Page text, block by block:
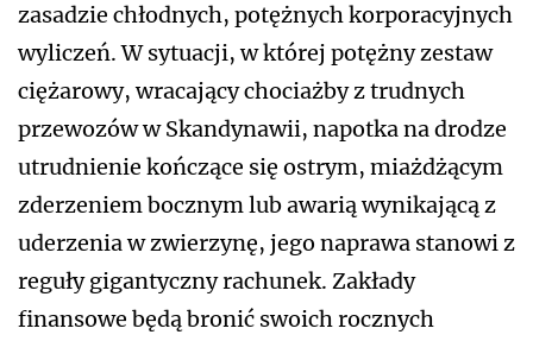
zasadzie chłodnych, potężnych korporacyjnych
wyliczeń. W sytuacji, w której potężny zestaw
ciężarowy, wracający chociażby z trudnych
przewozów w Skandynawii, napotka na drodze
utrudnienie kończące się ostrym, miażdżącym
zderzeniem bocznym lub awarią wynikającą z
uderzenia w zwierzynę, jego naprawa stanowi z
reguły gigantyczny rachunek. Zakłady
finansowe będą bronić swoich rocznych